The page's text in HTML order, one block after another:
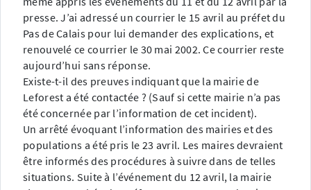
presse. J’ai adressé un courrier le 15 avril au préfet du
Pas de Calais pour lui demander des explications, et
renouvelé ce courrier le 30 mai 2002. Ce courrier reste
aujourd’hui sans réponse.
Existe-t-il des preuves indiquant que la mairie de
Leforest a été contactée ? (Sauf si cette mairie n’a pas
été concernée par l’information de cet incident).
Un arrêté évoquant l’information des mairies et des
populations a été pris le 23 avril. Les maires devraient
être informés des procédures à suivre dans de telles
situations. Suite à l’événement du 12 avril, la mairie